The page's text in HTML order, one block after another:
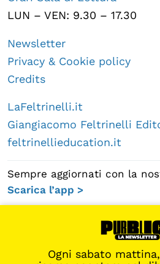
Ogni sabato
LUN – VEN: 9.30 – 17.30
Newsletter
Privacy & Cookie policy
Credits
LaFeltrinelli.it
Giangiacomo Feltrinelli
feltrinellieducation.it
Sempre aggiornati con la
Scarica l’app >